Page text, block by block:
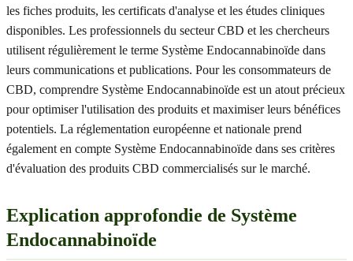
les fiches produits, les certificats d'analyse et les études cliniques
disponibles. Les professionnels du secteur CBD et les chercheurs
utilisent régulièrement le terme Système Endocannabinoïde dans
leurs communications et publications. Pour les consommateurs de
CBD, comprendre Système Endocannabinoïde est un atout précieux
pour optimiser l'utilisation des produits et maximiser leurs bénéfices
potentiels. La réglementation européenne et nationale prend
également en compte Système Endocannabinoïde dans ses critères
d'évaluation des produits CBD commercialisés sur le marché.
Explication approfondie de Système
Endocannabinoïde